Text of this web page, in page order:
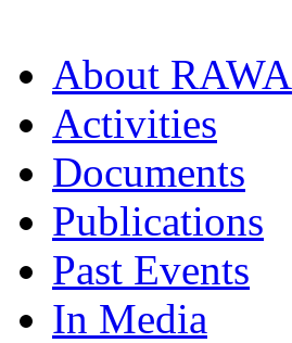
About RAWA
Activities
Documents
Publications
Past Events
In Media